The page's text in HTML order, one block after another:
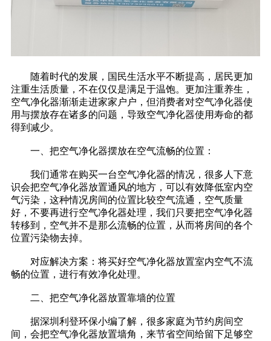
随着时代的发展，国民生活水平不断提高，居民更加
注重生活质量，不在仅仅是满足于温饱。更加注重养生，
空气净化器渐渐走进家家户户，但消费者对空气净化器使
用与摆放存在诸多的问题，导致空气净化器使用寿命的都
得到减少。
一、把空气净化器摆放在空气流畅的位置：
我们通常在购买一台空气净化器的情况，很多人下意
识会把空气净化器放置通风的地方，可以有效降低室内空
气污染，这种情况房间的位置比较空气流通，空气质量
好，不要再进行空气净化器处理，我们只要把空气净化器
转移到，空气并不是那么流畅的位置，从而将房间的各个
位置污染物去掉。
对应解决方案：将买好空气净化器放置室内空气不流
畅的位置，进行有效净化处理。
二、把空气净化器放置靠墙的位置
据深圳利登环保小编了解，很多家庭为节约房间空
间，会把空气净化器放置墙角，来节省空间给留下足够空